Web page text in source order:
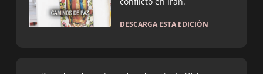
DESCARGA ESTA EDICIÓN